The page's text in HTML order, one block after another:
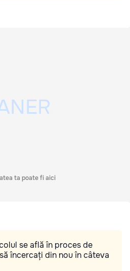
ta poate fi aici
se află în proces de
încercați din nou în câteva